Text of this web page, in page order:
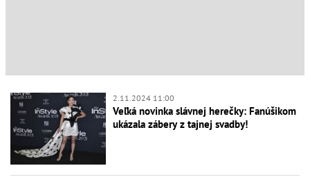
2.11.2024 11:00
Veľká novinka slávnej herečky: Fanúšikom
ukázala zábery z tajnej svadby!